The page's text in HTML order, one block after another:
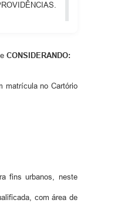
CONSIDERANDO:
matrícula no Cartório
fins urbanos, neste
com área de